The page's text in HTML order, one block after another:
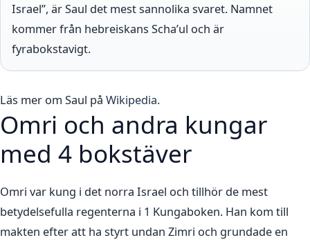
Israel”, är Saul det mest sannolika svaret. Namnet
kommer från hebreiskans Scha’ul och är
fyrabokstavigt.
Läs mer om Saul på Wikipedia.
Omri och andra kungar
med 4 bokstäver
Omri var kung i det norra Israel och tillhör de mest
betydelsefulla regenterna i 1 Kungaboken. Han kom till
makten efter att ha styrt undan Zimri och grundade en